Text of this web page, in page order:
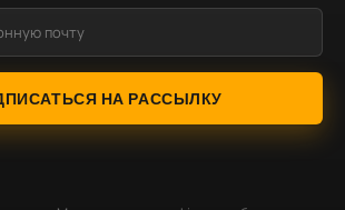
НА РАССЫЛКУ